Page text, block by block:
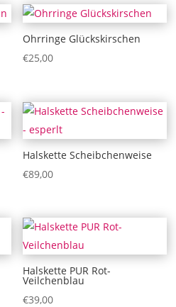
Ohrringe Glückskirschen
€25,00
Halskette Scheibchenweise
€89,00
Halskette PUR Rot-
Veilchenblau
€39,00